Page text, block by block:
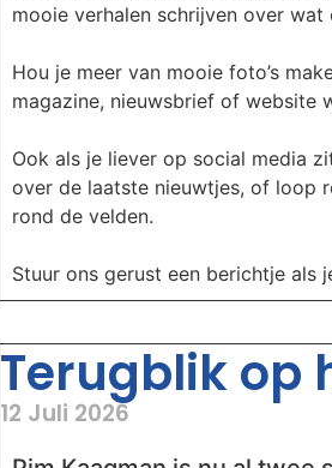
mooie verhalen schrijven over
Hou je meer van mooie foto’s
magazine, nieuwsbrief of website
Ook als je liever op social media
over de laatste nieuwtjes, of loop
rond de velden.
Stuur ons gerust een berichtje als
Terugblik op
12 Juli 2026